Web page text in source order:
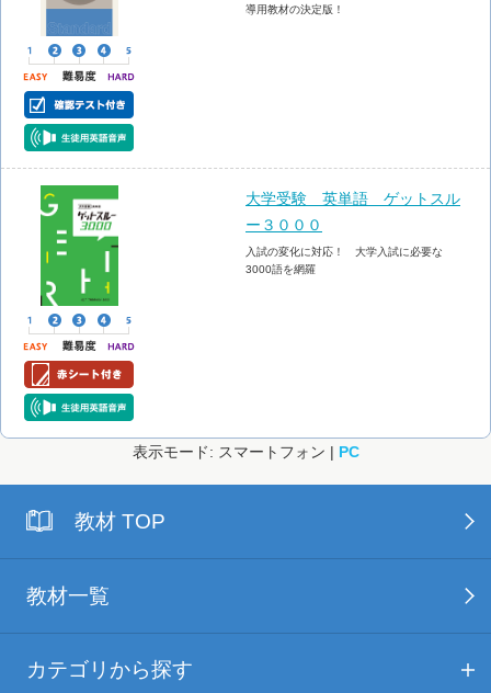
導用教材の決定版！
大学受験 英単語 ゲットスル
ー３０００
入試の変化に対応！ 大学入試に必要な
3000語を網羅
表示モード: スマートフォン | PC
教材 TOP
教材一覧
カテゴリから探す